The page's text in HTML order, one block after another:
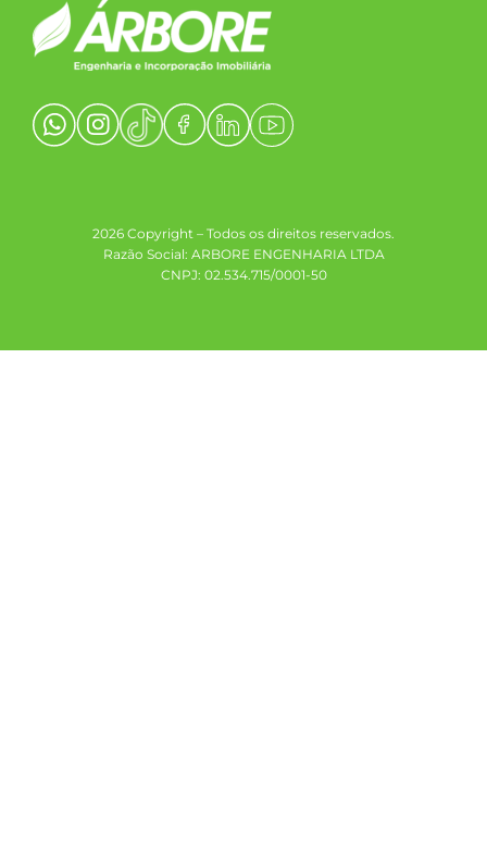
2026 Copyright – Todos os direitos reservados.
Razão Social: ARBORE ENGENHARIA LTDA
CNPJ: 02.534.715/0001-50